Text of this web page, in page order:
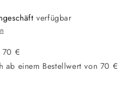
verfügbar
70 €
ab einem Bestellwert von 70 €